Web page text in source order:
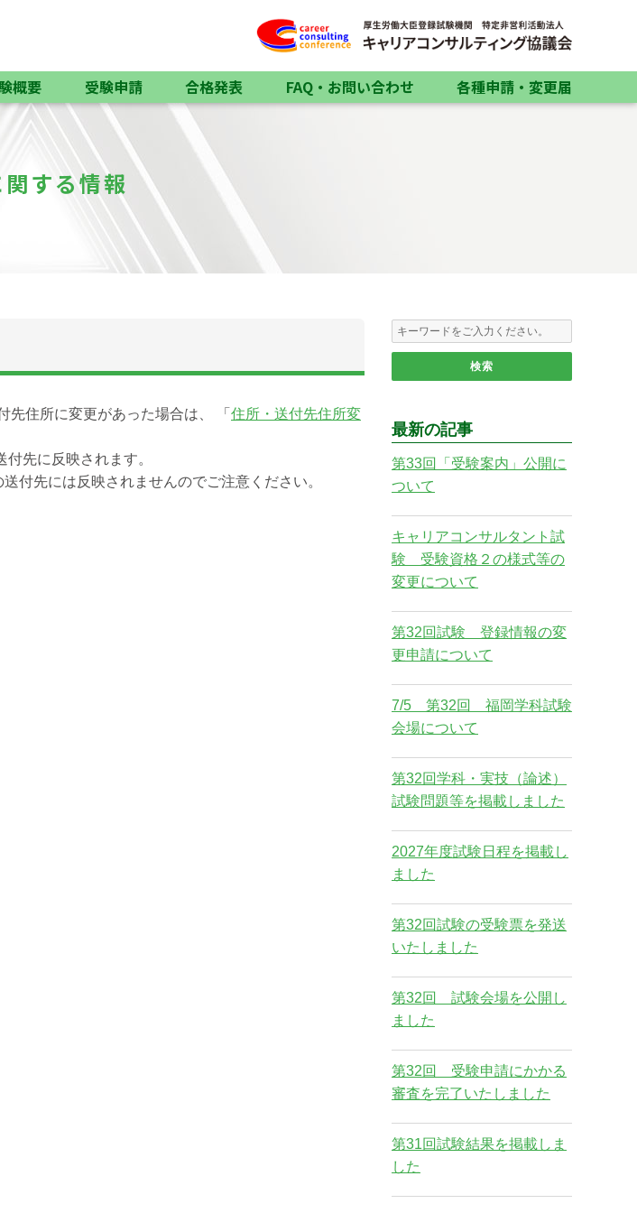
概要 受験申請 合格発表 FAQ・お問い合わせ 各種申請・変更届
する情報
住所に変更があった場合は、 「 住所・送付先住所変
先に反映されます。
付先には反映されませんのでご注意ください。
最新の記事
第33回「受験案内」公開に
ついて
キャリアコンサルタント試
験 受験資格２の様式等の
変更について
第32回試験 登録情報の変
更申請について
7/5 第32回 福岡学科試験
会場について
第32回学科・実技（論述）
試験問題等を掲載しました
2027年度試験日程を掲載し
ました
第32回試験の受験票を発送
いたしました
第32回 試験会場を公開し
ました
第32回 受験申請にかかる
審査を完了いたしました
第31回試験結果を掲載しま
した